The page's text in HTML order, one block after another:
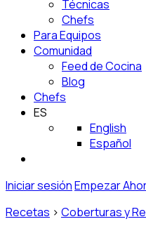
Técnicas
Chefs
Para Equipos
Comunidad
Feed de Cocina
Blog
Chefs
ES
English
Español
Iniciar sesiónEmpezar
Recetas > Coberturas y